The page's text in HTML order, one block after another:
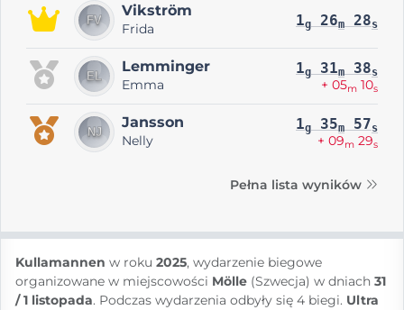
Vikström
Frida 1g 26m 28s
Lemminger
Emma
1g 31m 38s
+ 05m 10s
Jansson
Nelly
1g 35m 57s
+ 09m 29s
Pełna lista wyników
Kullamannen w roku 2025, wydarzenie biegowe
organizowane w miejscowości Mölle (Szwecja) w dniach 31
/ 1 listopada. Podczas wydarzenia odbyły się 4 biegi. Ultra